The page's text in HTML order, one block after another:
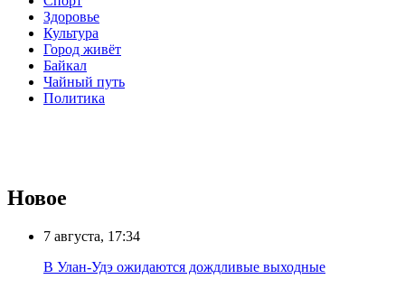
Здоровье
Культура
Город живёт
Байкал
Чайный путь
Политика
Новое
7 августа, 17:34
В Улан-Удэ ожидаются дождливые выходные